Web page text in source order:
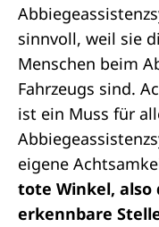
sinnvoll, weil sie
Menschen beim
Fahrzeugs sind.
ist ein Muss für
eigene
tote Winkel, also
erkennbare